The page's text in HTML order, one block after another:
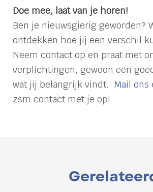
Doe mee, laat van je horen!
Ben je nieuwsgierig geworden?
ontdekken hoe jij een verschil
Neem contact op en praat met
verplichtingen, gewoon een
wat jij belangrijk vindt. Mail ons
zsm contact met je op!